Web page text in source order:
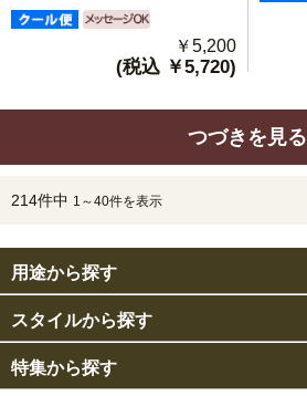
￥5,200
(税込 ￥5,720)
つづきを見る
214件中 1～40件を表示
用途から探す
スタイルから探す
特集から探す